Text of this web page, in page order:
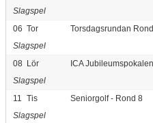
Slagspel
06 Tor
Torsdagsrundan
Slagspel
08
Lör
ICA Jubileumspokalen
Slagspel
11 Tis
Seniorgolf - Rond 8
Slagspel